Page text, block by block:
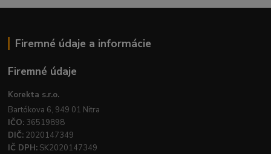
Firemné údaje a informácie
Firemné údaje
Korekta s.r.o.
Bartókova 6, 949 01 Nitra
IČO: 36519898
DIČ: 2020147349
IČ DPH: SK2020147349